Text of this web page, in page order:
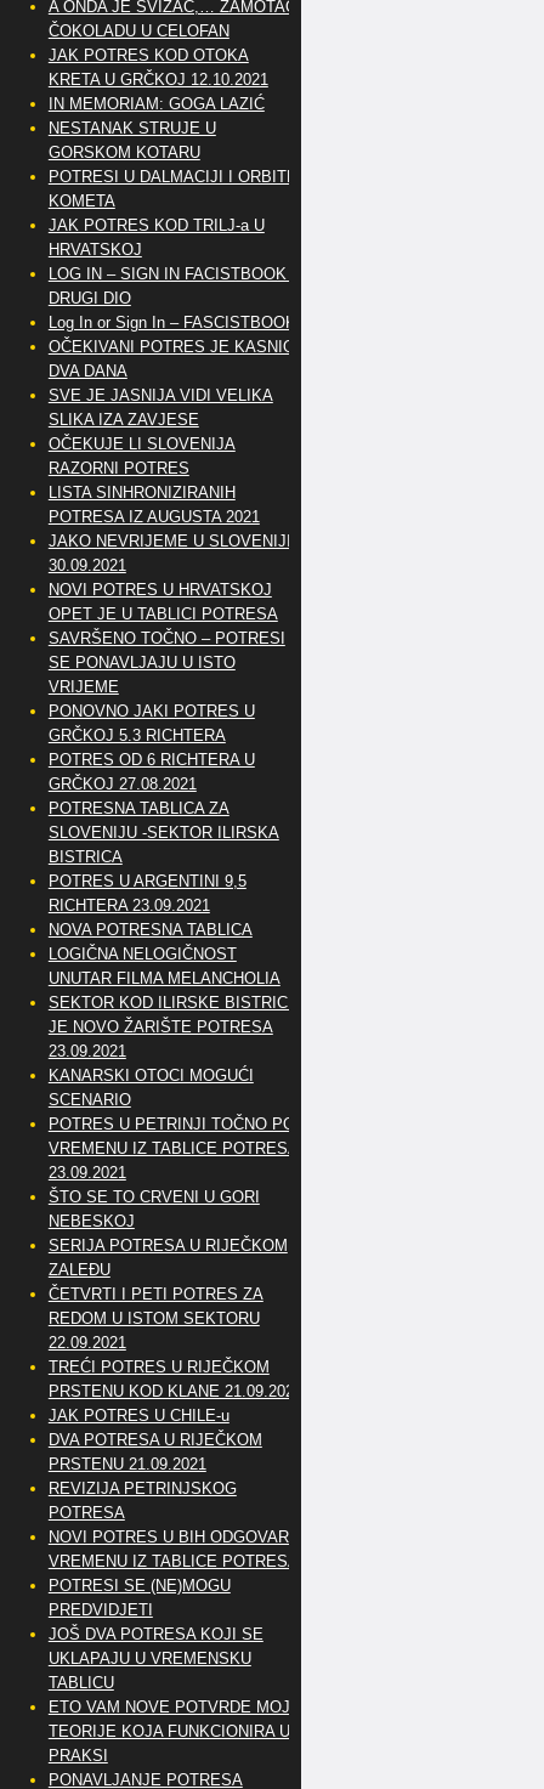
A ONDA JE SVIZAC,… ZAMOTAO
ČOKOLADU U CELOFAN
JAK POTRES KOD OTOKA
KRETA U GRČKOJ 12.10.2021
IN MEMORIAM: GOGA LAZIĆ
NESTANAK STRUJE U
GORSKOM KOTARU
POTRESI U DALMACIJI I ORBITE
KOMETA
JAK POTRES KOD TRILJ-a U
HRVATSKOJ
LOG IN – SIGN IN FACISTBOOK –
DRUGI DIO
Log In or Sign In – FASCISTBOOK
OČEKIVANI POTRES JE KASNIO
DVA DANA
SVE JE JASNIJA VIDI VELIKA
SLIKA IZA ZAVJESE
OČEKUJE LI SLOVENIJA
RAZORNI POTRES
LISTA SINHRONIZIRANIH
POTRESA IZ AUGUSTA 2021
JAKO NEVRIJEME U SLOVENIJI
30.09.2021
NOVI POTRES U HRVATSKOJ
OPET JE U TABLICI POTRESA
SAVRŠENO TOČNO – POTRESI
SE PONAVLJAJU U ISTO
VRIJEME
PONOVNO JAKI POTRES U
GRČKOJ 5.3 RICHTERA
POTRES OD 6 RICHTERA U
GRČKOJ 27.08.2021
POTRESNA TABLICA ZA
SLOVENIJU -SEKTOR ILIRSKA
BISTRICA
POTRES U ARGENTINI 9,5
RICHTERA 23.09.2021
NOVA POTRESNA TABLICA
LOGIČNA NELOGIČNOST
UNUTAR FILMA MELANCHOLIA
SEKTOR KOD ILIRSKE BISTRICE
JE NOVO ŽARIŠTE POTRESA
23.09.2021
KANARSKI OTOCI MOGUĆI
SCENARIO
POTRES U PETRINJI TOČNO PO
VREMENU IZ TABLICE POTRESA
23.09.2021
ŠTO SE TO CRVENI U GORI
NEBESKOJ
SERIJA POTRESA U RIJEČKOM
ZALEĐU
ČETVRTI I PETI POTRES ZA
REDOM U ISTOM SEKTORU
22.09.2021
TREĆI POTRES U RIJEČKOM
PRSTENU KOD KLANE 21.09.2021
JAK POTRES U CHILE-u
DVA POTRESA U RIJEČKOM
PRSTENU 21.09.2021
REVIZIJA PETRINJSKOG
POTRESA
NOVI POTRES U BIH ODGOVARA
VREMENU IZ TABLICE POTRESA
POTRESI SE (NE)MOGU
PREDVIDJETI
JOŠ DVA POTRESA KOJI SE
UKLAPAJU U VREMENSKU
TABLICU
ETO VAM NOVE POTVRDE MOJE
TEORIJE KOJA FUNKCIONIRA U
PRAKSI
PONAVLJANJE POTRESA